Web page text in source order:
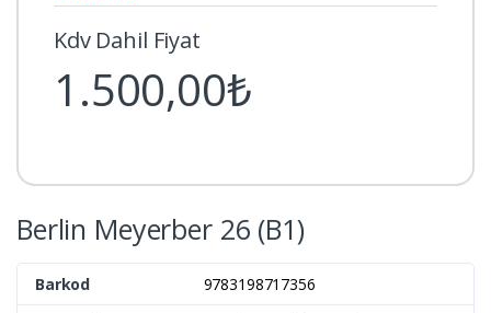
Berlin Meyerber 26 (B1)
Barkod
9783198717356
Kdv Dahil Fiyat
1.500,00₺